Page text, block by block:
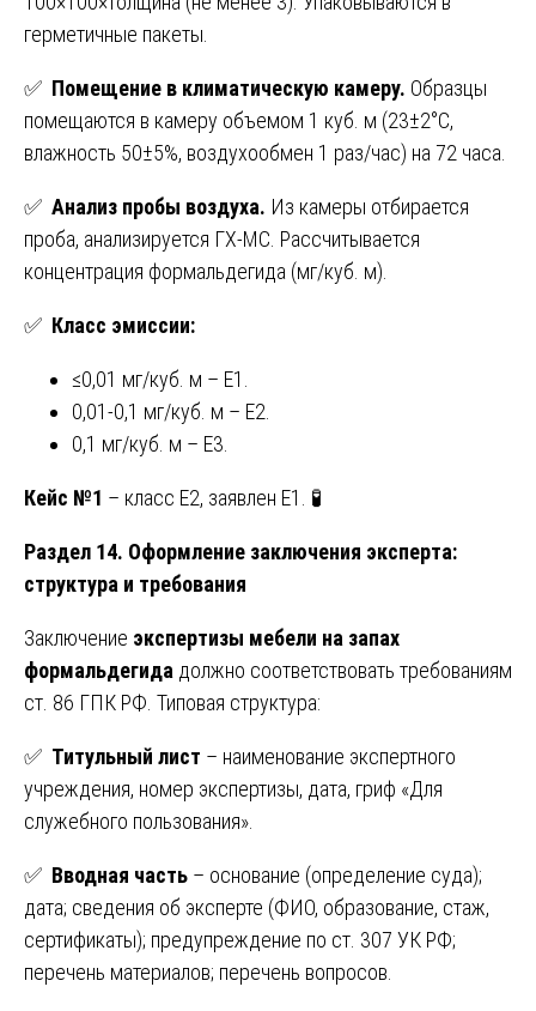
герметичные пакеты.
✅ Помещение в климатическую камеру. Образцы
помещаются в камеру объемом 1 куб. м (23±2°C,
влажность 50±5%, воздухообмен 1 раз/час) на 72 часа.
✅ Анализ пробы воздуха. Из камеры отбирается
проба, анализируется ГХ-МС. Рассчитывается
концентрация формальдегида (мг/куб. м).
✅ Класс эмиссии:
≤0,01 мг/куб. м – E1.
0,01-0,1 мг/куб. м – E2.
0,1 мг/куб. м – E3.
Кейс №1 – класс E2, заявлен E1. 🧪
Раздел 14. Оформление заключения эксперта:
структура и требования
Заключение экспертизы мебели на запах
формальдегида должно соответствовать требованиям
ст. 86 ГПК РФ. Типовая структура:
✅ Титульный лист – наименование экспертного
учреждения, номер экспертизы, дата, гриф «Для
служебного пользования».
✅ Вводная часть – основание (определение суда);
дата; сведения об эксперте (ФИО, образование, стаж,
сертификаты); предупреждение по ст. 307 УК РФ;
перечень материалов; перечень вопросов.